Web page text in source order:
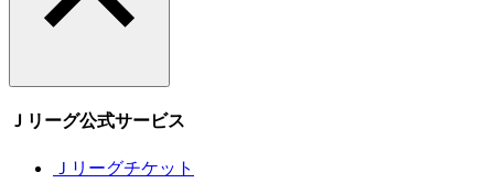
Ｊリーグ公式サービス
Ｊリーグチケット